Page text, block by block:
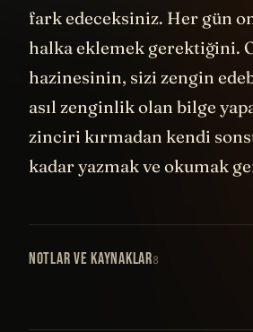
fark edeceksiniz. Her gün
halka eklemek gerektiğini.
hazinesinin, sizi zengin
asıl zenginlik olan bilge
zinciri kırmadan kendi
kadar yazmak ve okumak
NOTLAR VE KAYNAKLAR8